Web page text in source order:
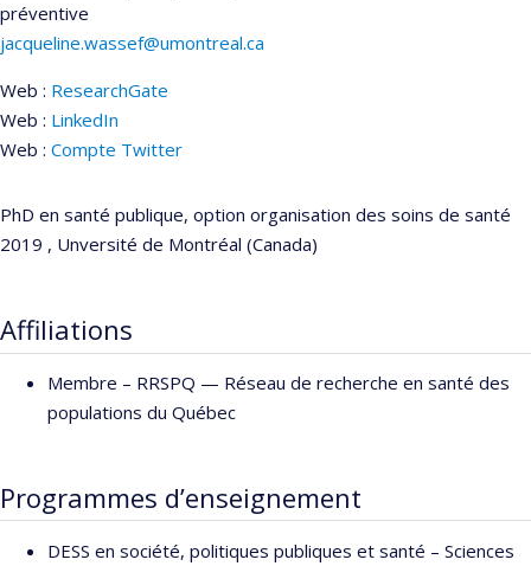
préventive
jacqueline.wassef@umontreal.ca
Web : ResearchGate
Web : LinkedIn
Web : Compte Twitter
PhD en santé publique, option organisation des soins de santé
2019 , Unversité de Montréal (Canada)
Affiliations
Membre – RRSPQ — Réseau de recherche en santé des
populations du Québec
Programmes d’enseignement
DESS en société, politiques publiques et santé – Sciences